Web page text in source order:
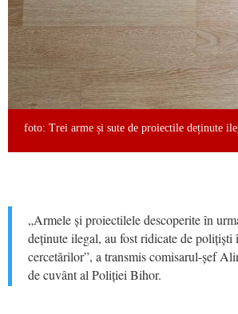
foto: Trei arme și sute de proiectile deținute
„Armele și proiectilele descoperite în
deținute ilegal, au fost ridicate de polițiști
cercetărilor”, a transmis comisarul-șef
de cuvânt al Poliției Bihor.